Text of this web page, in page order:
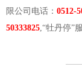
限公司电话： 0512-
50333825,“牡丹停”